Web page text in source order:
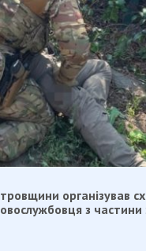
під
Миколаївська
та приватні
й автомобілі.
ворожої атаки
будинок.
отримали